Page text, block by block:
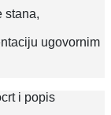
stana,
ugovornim
i popis